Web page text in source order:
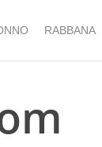
RABBANA